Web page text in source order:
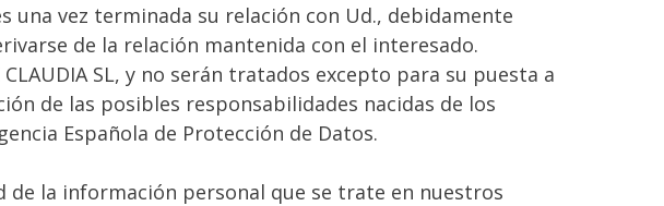
una vez terminada su relación con Ud., debidamente
de la relación mantenida con el interesado.
SL, y no serán tratados excepto para su puesta a
de las posibles responsabilidades nacidas de los
Española de Protección de Datos.
la información personal que se trate en nuestros